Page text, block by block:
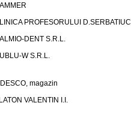
PROFESORULUI D.SERBATIUC
DENT S.R.L.
W S.R.L.
magazin
VALENTIN I.I.